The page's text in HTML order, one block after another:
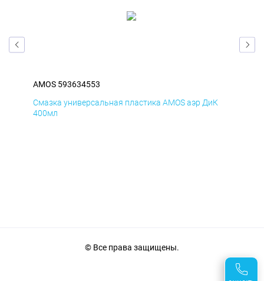
AMOS 593634553
Смазка универсальная пластика AMOS аэр ДиК
400мл
© Все права защищены.